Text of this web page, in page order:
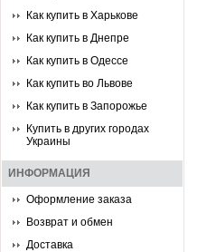
Как купить в Харькове
Как купить в Днепре
Как купить в Одессе
Как купить во Львове
Как купить в Запорожье
Купить в других городах
Украины
ИНФОРМАЦИЯ
Оформление заказа
Возврат и обмен
Доставка